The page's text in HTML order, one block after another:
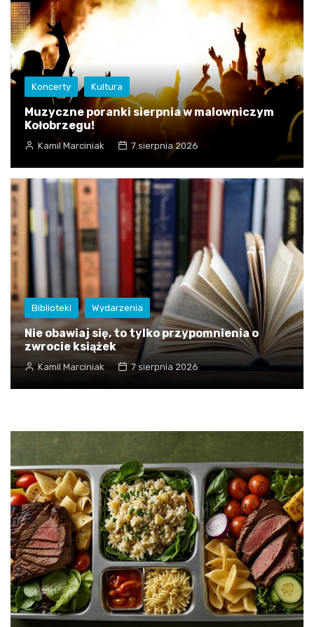
Koncerty Kultura
Muzyczne poranki sierpnia w malowniczym
Kołobrzegu!
Kamil Marciniak 7 sierpnia 2026
Biblioteki Wydarzenia
Nie obawiaj się, to tylko przypomnienia o
zwrocie książek
Kamil Marciniak 7 sierpnia 2026